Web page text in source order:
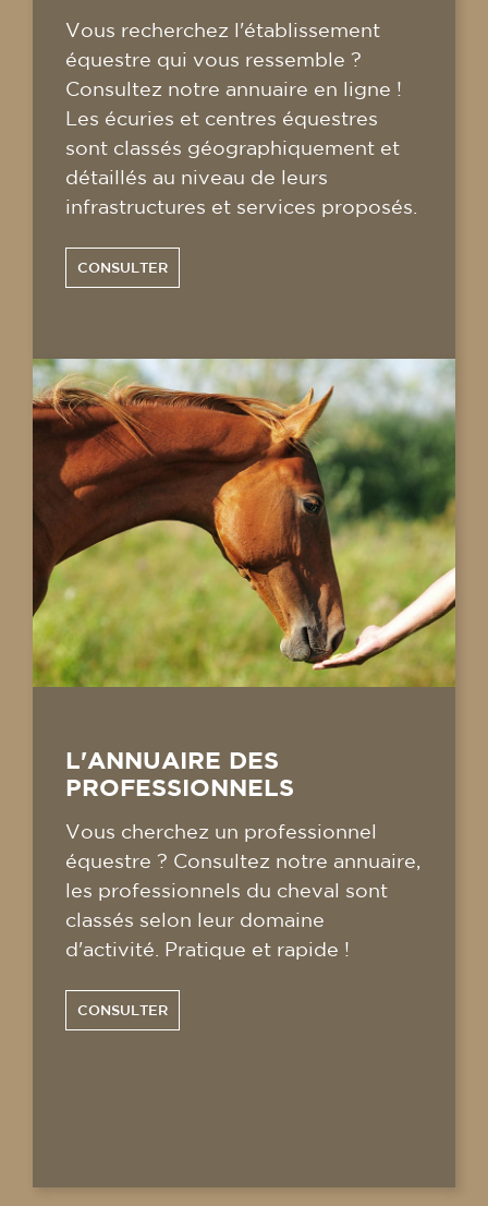
Vous recherchez l'établissement
équestre qui vous ressemble ?
Consultez notre annuaire en ligne !
Les écuries et centres équestres
sont classés géographiquement et
détaillés au niveau de leurs
infrastructures et services proposés.
CONSULTER
L'ANNUAIRE DES
PROFESSIONNELS
Vous cherchez un professionnel
équestre ? Consultez notre annuaire,
les professionnels du cheval sont
classés selon leur domaine
d'activité. Pratique et rapide !
CONSULTER